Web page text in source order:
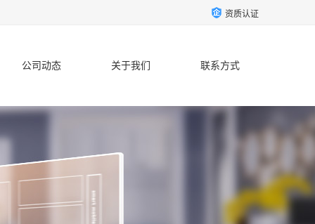
资质认证
公司动态 关于我们 联系方式